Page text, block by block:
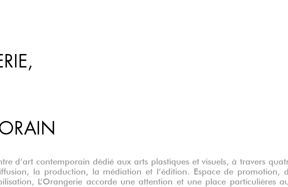
d’art contemporain dédié aux arts plastiques et visuels, à travers
la production, la médiation et l’édition. Espace de promotion,
L’Orangerie accorde une attention et une place particulières